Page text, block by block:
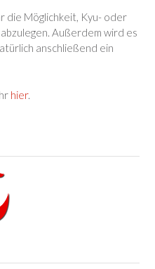
die Möglichkeit, Kyu- oder
Außerdem wird es
anschließend ein
hier.